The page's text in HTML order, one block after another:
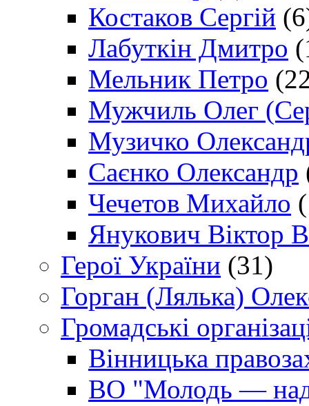
Костаков Сергій
Лабуткін Дмитро
Мельник Петро
Мужчиль Олег
Музичко
Саєнко Олександр
Чечетов Михайло
Янукович Віктор
Герої України (31)
Горган (Лялька)
Громадські
Вінницька
ВО "Молодь —